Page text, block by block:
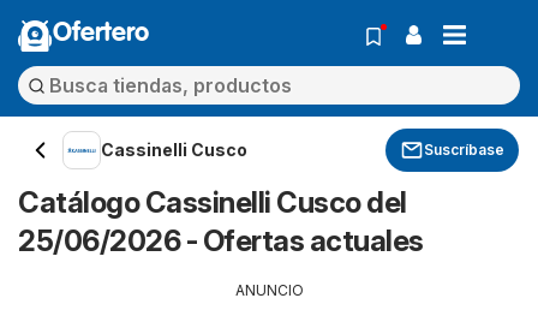
Ofertero
Cassinelli Cusco Suscríbase
Catálogo Cassinelli Cusco del
25/06/2026 - Ofertas actuales
ANUNCIO